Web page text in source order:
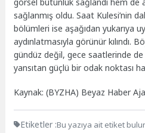
sağlanmış oldu. Saat Kulesi’nin
bölümleri ise aşağıdan yukarıya
aydınlatmasıyla görünür kılındı.
gündüz değil, gece saatlerinde
yansıtan güçlü bir odak noktası
Kaynak: (BYZHA) Beyaz Haber
Etiketler :Bu yazıya ait etiket